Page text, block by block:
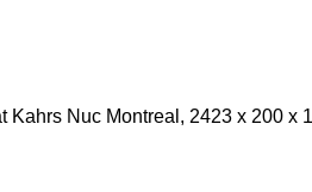
Kahrs Nuc Montreal, 2423 x 200 x